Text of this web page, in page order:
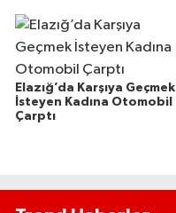
Elazığ’da Karşıya Geçmek
İsteyen Kadına Otomobil
Çarptı